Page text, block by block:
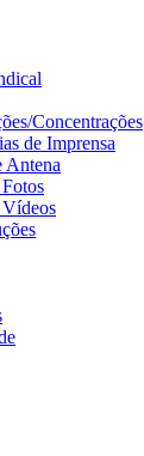
Concentrações
de Imprensa
Antena